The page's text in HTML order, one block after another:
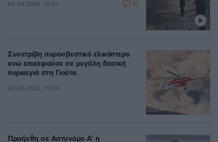
08.08.2026, 15:07 51
Συνετρίβη πυροσβεστικό ελικόπτερο
ενώ επιχειρούσε σε μεγάλη δασική
πυρκαγιά στη Γιούτα
08.08.2026, 09:34
Προήχθη σε Αστυνόμο Α' η